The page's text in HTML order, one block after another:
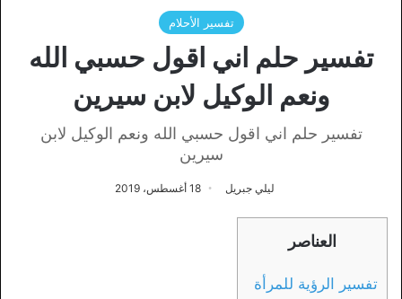
تفسير الأحلام
تفسير حلم اني اقول حسبي الله
ونعم الوكيل لابن سيرين
تفسير حلم اني اقول حسبي الله ونعم الوكيل لابن
سيرين
ليلي جبريل 18 أغسطس، 2019
العناصر
تفسير الرؤية للمرأة